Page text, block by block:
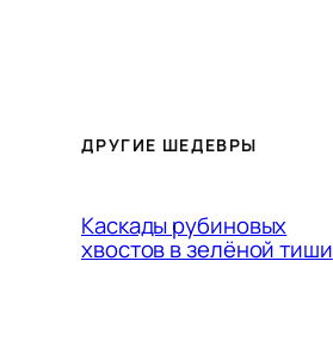
ДРУГИЕ ШЕДЕВРЫ
Каскады рубиновых
хвостов в зелёной тиши